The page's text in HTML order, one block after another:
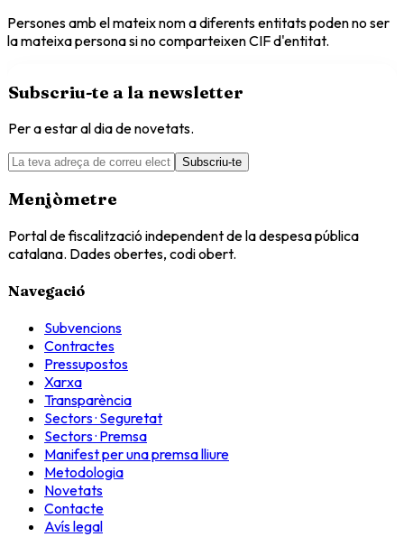
Persones amb el mateix nom a diferents entitats poden no ser
la mateixa persona si no comparteixen CIF d'entitat.
Subscriu-te a la newsletter
Per a estar al dia de novetats.
Subscriu-te
Menjòmetre
Portal de fiscalització independent de la despesa pública
catalana. Dades obertes, codi obert.
Navegació
Subvencions
Contractes
Pressupostos
Xarxa
Transparència
Sectors · Seguretat
Sectors · Premsa
Manifest per una premsa lliure
Metodologia
Novetats
Contacte
Avís legal